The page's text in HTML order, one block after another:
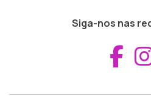
Siga-nos nas